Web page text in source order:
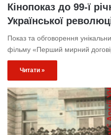
Кінопоказ до 99-ї
Української
Показ та обговорення
фільму «Перший мирний
Читати »